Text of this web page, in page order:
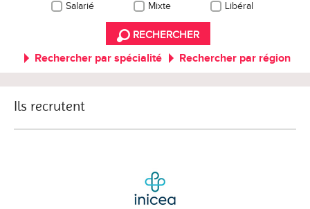
Salarié Mixte Libéral
RECHERCHER
Rechercher par spécialité Rechercher par région
Ils recrutent